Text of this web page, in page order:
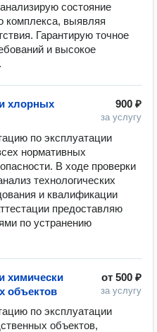
состояние
комплекса, выявляя
Гарантирую точное
и высокое
900 ₽
за услугу
хлорных
по эксплуатации
нормативных
В ходе проверки
технологических
и квалификации
предоставляю
по устранению
от 500 ₽
за услугу
химически
объектов
по эксплуатации
объектов,